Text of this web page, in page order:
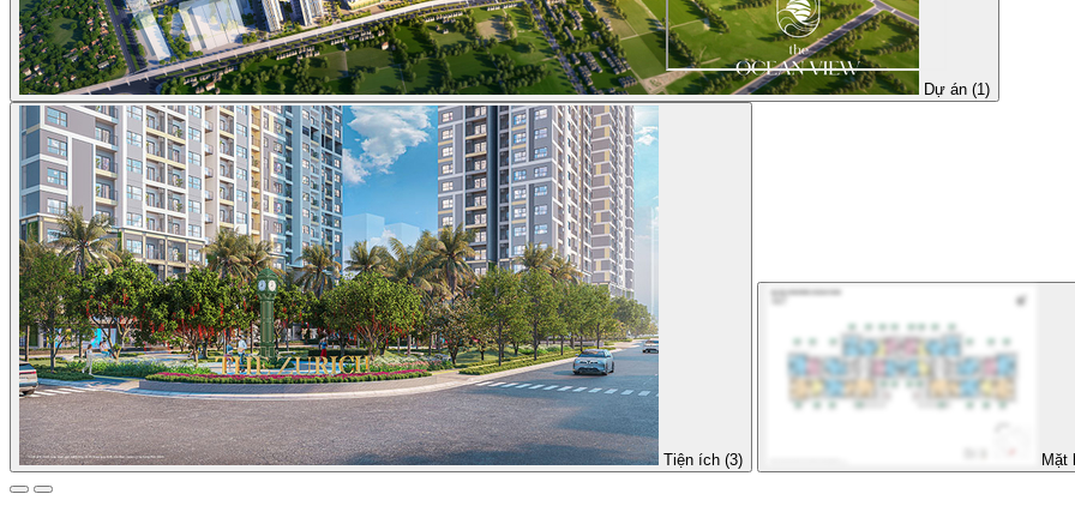
Dự án (1)
Tiện ích (3) Mặt